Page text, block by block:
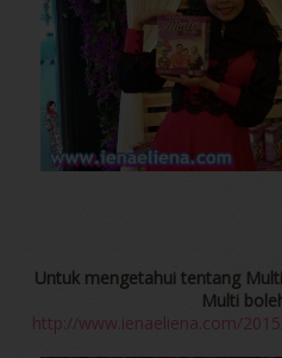
Untuk mengetahui tentang
Multi
http://www.ienaeliena.com/